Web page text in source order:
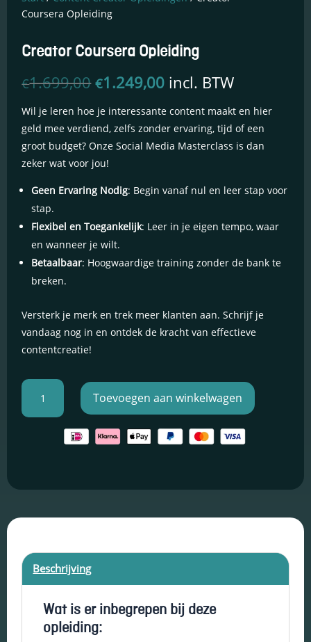
Coursera Opleiding
Creator Coursera Opleiding
€1.699,00Oorspronkelijke
was:
€1.699,00.
€1.249,00Huidige
is:
€1.249,00.
incl. BTW
Wil je leren hoe je interessante content maakt en hier
geld mee verdiend, zelfs zonder ervaring, tijd of een
groot budget? Onze Social Media Masterclass is dan
zeker wat voor jou!
Geen Ervaring Nodig: Begin vanaf nul en leer stap voor
stap.
Flexibel en Toegankelijk: Leer in je eigen tempo, waar
en wanneer je wilt.
Betaalbaar: Hoogwaardige training zonder de bank te
breken.
Versterk je merk en trek meer klanten aan. Schrijf je
vandaag nog in en ontdek de kracht van effectieve
contentcreatie!
Creator
Coursera
Opleiding
Toevoegen aan winkelwagen
Beschrijving
Wat is er inbegrepen bij deze
opleiding:
Essentiële Cookies
Deze cookies maken
kernfunctionaliteiten
mogelijk, zoals
beveiliging,
en netwerkbeheer.
Deze cookies
kunnen niet worden
Schakel
marketingcookies
Deze cookies
worden gebruikt
om de effectiviteit
van advertenties bij
te houden om een
relevantere dienst
Schakel
functionele
cookies in
verzamelen
data om
keuzes van